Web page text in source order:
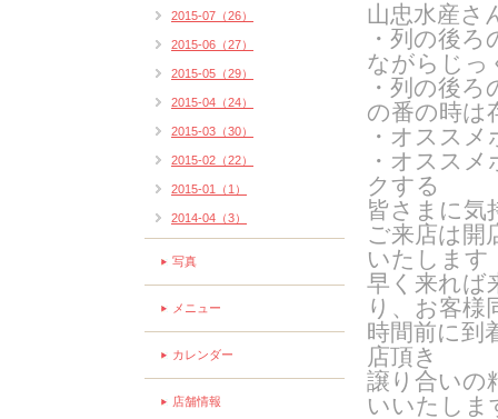
山忠水産さ
・列の後
ながらじっ
・列の後
の番の時は
・オスス
・オスス
クする
皆さまに気
ご来店は開
いたします
早く来れば
り、お客様
時間前に到
店頂き
譲り合いの
いいたしま
2015-07（26）
2015-06（27）
2015-05（29）
2015-04（24）
2015-03（30）
2015-02（22）
2015-01（1）
2014-04（3）
写真
メニュー
カレンダー
店舗情報